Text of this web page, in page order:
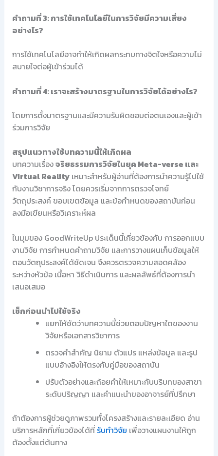
คำถามที่ 3: การใช้เทคโนโลยีในการวิจัยมีความเสี่ยง
อย่างไร?
การใช้เทคโนโลยีอาจทำให้เกิดผลกระทบทางจิตใจหรือความไม่
สบายใจต่อผู้เข้าร่วมได้
คำถามที่ 4: เราจะสร้างมาตรฐานในการวิจัยได้อย่างไร?
โดยการตั้งมาตรฐานและมีความรับผิดชอบต่อตนเองและผู้เข้า
ร่วมการวิจัย
สรุปแนวทางใช้บทความนี้ให้เกิดผล
บทความเรื่องจริยธรรมการวิจัยในยุค Meta-verse และ
Virtual Realityเหมาะสำหรับผู้อ่านที่ต้องการนำความรู้ไปใช้
กับงานวิชาการจริง โดยควรเริ่มจากการตรวจโจทย์
วัตถุประสงค์ ขอบเขตข้อมูล และข้อกำหนดของสถาบันก่อน
ลงมือเขียนหรือวิเคราะห์ผล
ในมุมของ GoodWriteUp ประเด็นนี้เกี่ยวข้องกับ การออกแบบ
งานวิจัย การกำหนดคำถามวิจัย และการวางแผนเก็บข้อมูลให้
ตอบวัตถุประสงค์ได้ชัดเจน จึงควรตรวจความสอดคล้อง
ระหว่างหัวข้อ เนื้อหา วิธีดำเนินการ และผลลัพธ์ที่ต้องการนำ
เสนอเสมอ
เช็กก่อนนำไปใช้จริง
แยกให้ชัดว่าบทความนี้ช่วยตอบปัญหาใดของงาน
วิจัยหรือเอกสารวิชาการ
ตรวจคำสำคัญ นิยาม ตัวแปร แหล่งข้อมูล และรูป
แบบอ้างอิงให้ตรงกับคู่มือของสถาบัน
ปรับตัวอย่างและถ้อยคำให้เหมาะกับบริบทของสาขา
ระดับปริญญา และคำแนะนำของอาจารย์ที่ปรึกษา
ถ้าต้องการผู้ช่วยดูภาพรวมทั้งโครงสร้างและรายละเอียด อ่าน
บริการหลักที่เกี่ยวข้องได้ที่ รับทำวิจัย เพื่อวางแผนงานให้ถูก
ต้องตั้งแต่ต้นทาง